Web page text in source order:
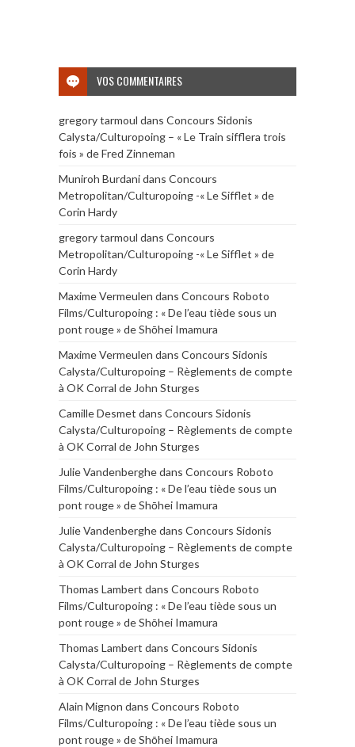
VOS COMMENTAIRES
gregory tarmoul dans Concours Sidonis
Calysta/Culturopoing – « Le Train sifflera trois
fois » de Fred Zinneman
Muniroh Burdanidans Concours
Metropolitan/Culturopoing -« Le Sifflet » de
Corin Hardy
gregory tarmoul dans Concours
Metropolitan/Culturopoing -« Le Sifflet » de
Corin Hardy
Maxime Vermeulen dans Concours Roboto
Films/Culturopoing : « De l’eau tiède sous un
pont rouge » de Shōhei Imamura
Maxime Vermeulen dans Concours Sidonis
Calysta/Culturopoing – Règlements de compte
à OK Corral de John Sturges
Camille Desmet dans Concours Sidonis
Calysta/Culturopoing – Règlements de compte
à OK Corral de John Sturges
Julie Vandenberghedans Concours Roboto
Films/Culturopoing : « De l’eau tiède sous un
pont rouge » de Shōhei Imamura
Julie Vandenberghedans Concours Sidonis
Calysta/Culturopoing – Règlements de compte
à OK Corral de John Sturges
Thomas Lambert dans Concours Roboto
Films/Culturopoing : « De l’eau tiède sous un
pont rouge » de Shōhei Imamura
Thomas Lambert dans Concours Sidonis
Calysta/Culturopoing – Règlements de compte
à OK Corral de John Sturges
Alain Mignon dans Concours Roboto
Films/Culturopoing : « De l’eau tiède sous un
pont rouge » de Shōhei Imamura